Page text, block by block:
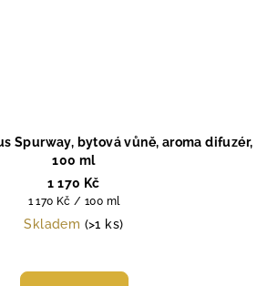
Spurway, bytová vůně, aroma difuzér,
100 ml
1 170 Kč
Měrná
cena:
1 170 Kč / 100 ml
Skladem (>1 ks)